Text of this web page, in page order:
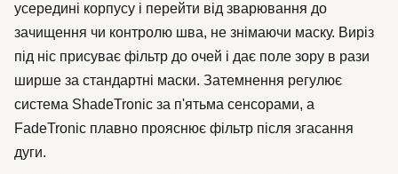
усередині корпусу і перейти від зварювання до
зачищення чи контролю шва, не знімаючи маску. Виріз
під ніс присуває фільтр до очей і дає поле зору в рази
ширше за стандартні маски. Затемнення регулює
система ShadeTronic за п'ятьма сенсорами, а
FadeTronic плавно прояснює фільтр після згасання
дуги.